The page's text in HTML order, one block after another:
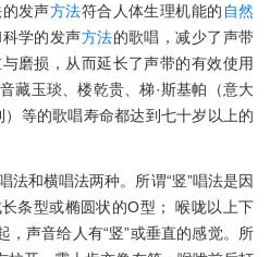
发声方法符合人体生理机能的 自然
学的发声方法的歌唱，减少了声带
磨损，从而延长了声带的有效使用
藏玉琰、楼乾贵、梯·斯基帕（意大
等的歌唱寿命都达到七十岁以上的
法和横唱法两种。所谓“竖”唱法是因
条型或椭圆状的O型； 喉咙以上下
，声音给人有“竖”或垂直的感觉。所